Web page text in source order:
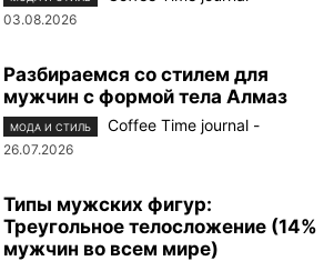
03.08.2026
Разбираемся со стилем для
мужчин с формой тела Алмаз
МОДА И СТИЛЬ Coffee Time journal -
26.07.2026
Типы мужских фигур:
Треугольное телосложение (14%
мужчин во всем мире)